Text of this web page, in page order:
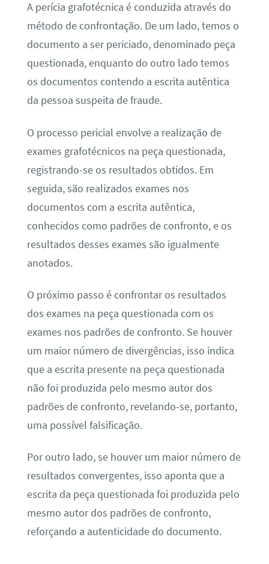
A perícia grafotécnica é conduzida através do
método de confrontação. De um lado, temos o
documento a ser periciado, denominado peça
questionada, enquanto do outro lado temos
os documentos contendo a escrita autêntica
da pessoa suspeita de fraude.
O processo pericial envolve a realização de
exames grafotécnicos na peça questionada,
registrando-se os resultados obtidos. Em
seguida, são realizados exames nos
documentos com a escrita autêntica,
conhecidos como padrões de confronto, e os
resultados desses exames são igualmente
anotados.
O próximo passo é confrontar os resultados
dos exames na peça questionada com os
exames nos padrões de confronto. Se houver
um maior número de divergências, isso indica
que a escrita presente na peça questionada
não foi produzida pelo mesmo autor dos
padrões de confronto, revelando-se, portanto,
uma possível falsificação.
Por outro lado, se houver um maior número de
resultados convergentes, isso aponta que a
escrita da peça questionada foi produzida pelo
mesmo autor dos padrões de confronto,
reforçando a autenticidade do documento.